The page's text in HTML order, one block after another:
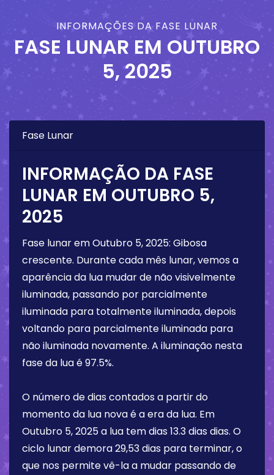
INFORMAÇÕES DA FASE LUNAR
FASE LUNAR EM OUTUBRO
5, 2025
Fase Lunar
INFORMAÇÃO DA FASE
LUNAR EM OUTUBRO 5,
2025
Fase lunar emOutubro 5, 2025: Gibosa
crescente. Durante cada mês lunar, vemos a
aparência da lua mudar de não visivelmente
iluminada, passando por parcialmente
iluminada para totalmente iluminada, depois
voltando para parcialmente iluminada para
não iluminada novamente. A iluminação nesta
fase da lua é97.5%.
O número de dias contados a partir do
momento da lua nova é a era da lua. Em
Outubro 5, 2025a lua tem dias 13.3 dias dias. O
ciclo lunar demora 29,53 dias para terminar, o
que nos permite vê-la a mudar passando de